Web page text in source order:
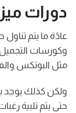
دورات
عادًة ما يتم
وكورسات
مثل البوتكس
ولكن كذلك يوجد
حتى يتم تلبية